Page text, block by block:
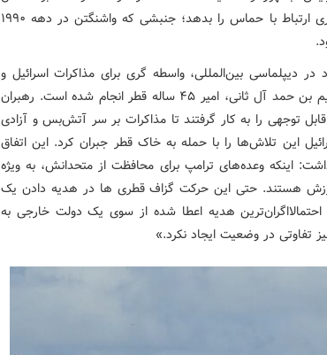
غیرمستقیمی ایجاد کند که به واشنگتن امکان برقراری ارتباط با حماس را بدهد؛ جنبشی که واشنگتن در دهه ۱۹۹۰
در دیپلماسی بین‌المللی، واسطه گری برای مذاکرات اسرائیل و
حماس پرمخاطره‌ترین کاری بوده که توسط شیخ تمیم بن حمد آل ثانی، امیر ۴۵ ساله قطر انجام شده است. رهبران
سیاسی قابل توجهی را به کار گرفتند تا مذاکرات بر سر آتش‌بس و آزادی
این تلاش‌ها را با حمله به خاک قطر جبران کرد. این اتفاق
اینکه وعده‌های ترامپ برای محافظت از متحدانش، به ویژه
هستند. حتی این حرکت گزاف قطری ها در هدیه دادن یک
هدیه اعطا شده از سوی یک دولت خارجی به
تفاوتی در وضعیت ایجاد نکرد.»